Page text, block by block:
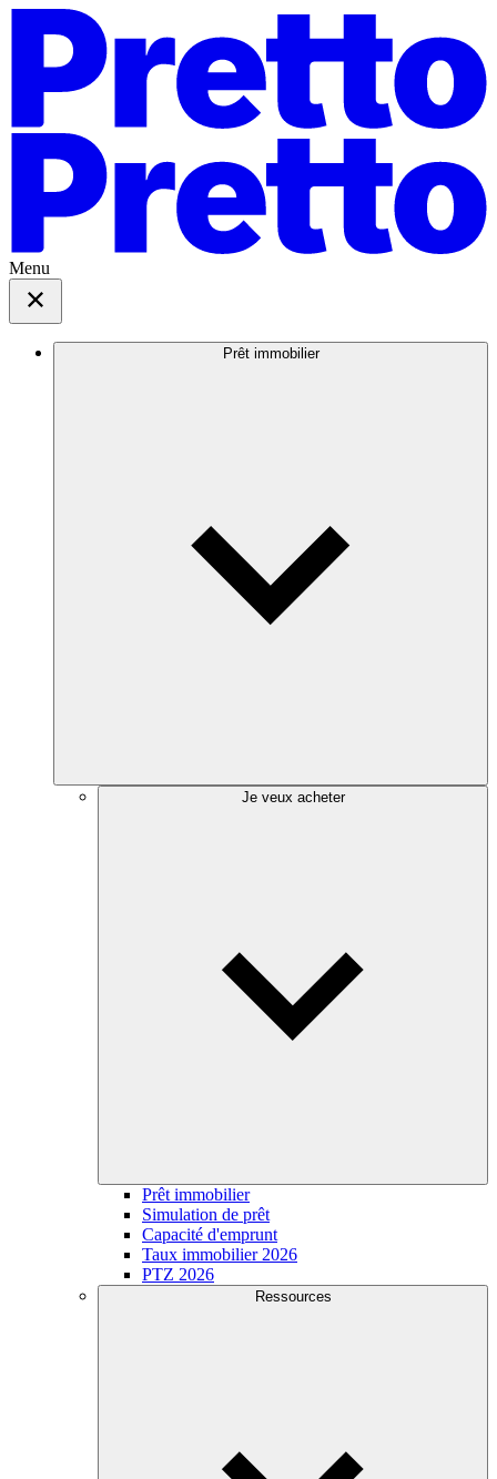
Menu
Prêt immobilier
Je veux acheter
Prêt immobilier
Simulation de prêt
Capacité d'emprunt
Taux immobilier 2026
PTZ 2026
Ressources